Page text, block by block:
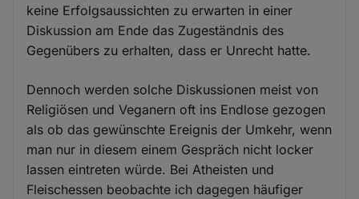
keine Erfolgsaussichten zu erwarten in einer
Diskussion am Ende das Zugeständnis des
Gegenübers zu erhalten, dass er Unrecht hatte.
Dennoch werden solche Diskussionen meist von
Religiösen und Veganern oft ins Endlose gezogen
als ob das gewünschte Ereignis der Umkehr, wenn
man nur in diesem einem Gespräch nicht locker
lassen eintreten würde. Bei Atheisten und
Fleischessen beobachte ich dagegen häufiger